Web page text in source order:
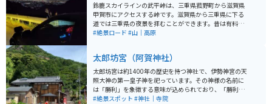
鈴鹿スカイラインの武平峠は、三重県菰野町から滋賀県
甲賀市にアクセスする峠です。滋賀県から三重県に下る
道では三重県の夜景を拝むことができます。昔は有料で
したが、今は無料で走ることができます。道中に無料の
ンディングを楽しみたいという方にはうってつけのスポ
ットです。昼だとバイク乗りの方が多数走っています。
また、有名な御在所の登山スポットでもあるので、ドラ
イブや登山両方を楽しむことができます。 三重県側か
ら、上り5km、トンネルを渡ると滋賀県へ入ります。ト
#絶景ロード #山｜高原
太郎坊宮（阿賀神社）
太郎坊宮は約1400年の歴史を持つ神社で、伊勢神宮の天
照大神の第一皇子神を祀っています。その神様の名前に
は「勝利」を象徴する意味が込められており、「勝利と
幸福を授ける神様」として古くから信仰されてきまし
#絶景スポット #神社｜寺院